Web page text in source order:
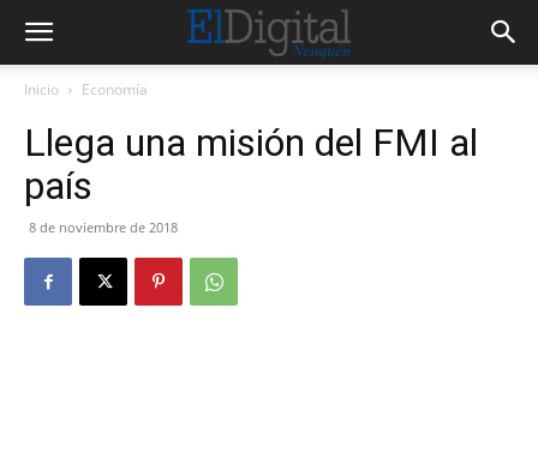
Inicio Economía
Llega una misión del FMI al
país
8 de noviembre de 2018